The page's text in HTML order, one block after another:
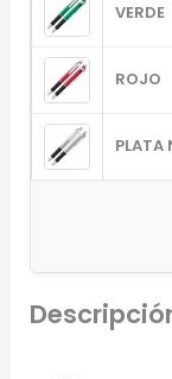
VERDE
ROJO
PLATA